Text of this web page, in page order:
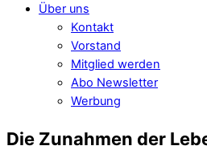
Über uns
Kontakt
Vorstand
Mitglied werden
Abo Newsletter
Werbung
Die Zunahmen der